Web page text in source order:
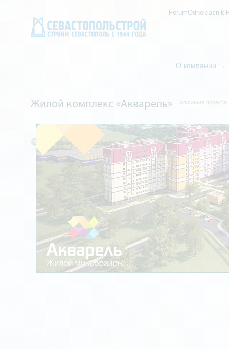
/
О компании
Жилой комплекс «Акварель» описание проекта